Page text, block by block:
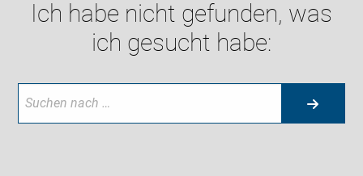
Ich habe nicht gefunden, was
ich gesucht habe: